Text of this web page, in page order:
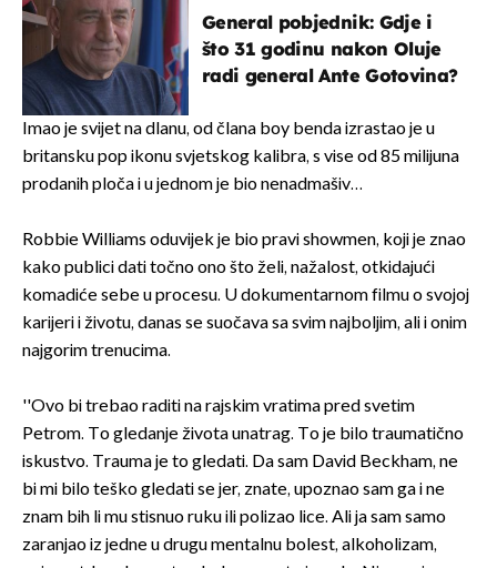
General pobjednik: Gdje i
što 31 godinu nakon Oluje
radi general Ante Gotovina?
Imao je svijet na dlanu, od člana boy benda izrastao je u
britansku pop ikonu svjetskog kalibra, s vise od 85 milijuna
prodanih ploča i u jednom je bio nenadmašiv…
Robbie Williams oduvijek je bio pravi showmen, koji je znao
kako publici dati točno ono što želi, nažalost, otkidajući
komadiće sebe u procesu. U dokumentarnom filmu o svojoj
karijeri i životu, danas se suočava sa svim najboljim, ali i onim
najgorim trenucima.
''Ovo bi trebao raditi na rajskim vratima pred svetim
Petrom. To gledanje života unatrag. To je bilo traumatično
iskustvo. Trauma je to gledati. Da sam David Beckham, ne
bi mi bilo teško gledati se jer, znate, upoznao sam ga i ne
znam bih li mu stisnuo ruku ili polizao lice. Ali ja sam samo
zaranjao iz jedne u drugu mentalnu bolest, alkoholizam,